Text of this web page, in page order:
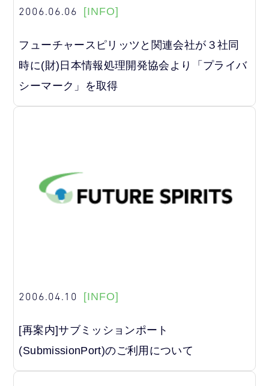
2006.06.06 [INFO]
フューチャースピリッツと関連会社が３社同
時に(財)日本情報処理開発協会より「プライバ
シーマーク」を取得
2006.04.10 [INFO]
[再案内]サブミッションポート
(SubmissionPort)のご利用について